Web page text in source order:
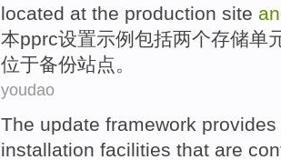
located at the production site
本pprc设置示例 包括两个存储单
位于备份站点。
youdao
The update framework provides
installation facilities that are